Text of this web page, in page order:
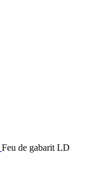
Feu de gabarit LD